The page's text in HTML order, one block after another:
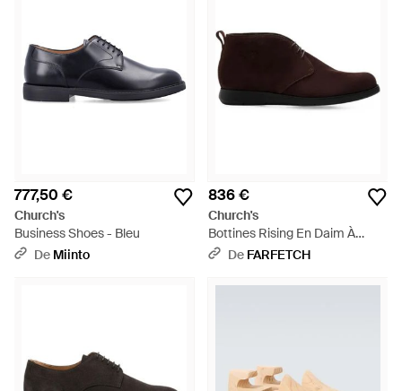
777,50 €
Church's
Business Shoes - Bleu
De Miinto
836 €
Church's
Bottines Rising En Daim À
Lacets - Marron
De FARFETCH